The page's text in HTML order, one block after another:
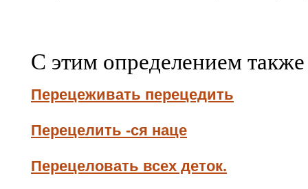
С этим определением
Перецеживать перецедить
Перецелить -ся наце
Перецеловать всех деток.